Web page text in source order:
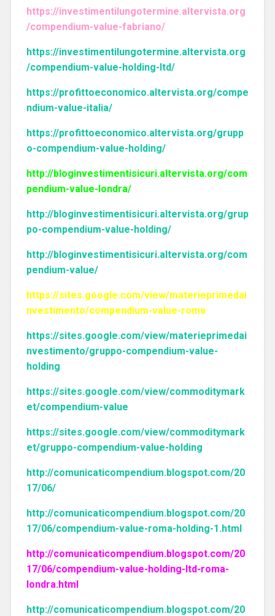
https://investimentilungotermine.altervista.org
/compendium-value-fabriano/
https://investimentilungotermine.altervista.org
/compendium-value-holding-ltd/
https://profittoeconomico.altervista.org/compe
ndium-value-italia/
https://profittoeconomico.altervista.org/grupp
o-compendium-value-holding/
http://bloginvestimentisicuri.altervista.org/com
pendium-value-londra/
http://bloginvestimentisicuri.altervista.org/grup
po-compendium-value-holding/
http://bloginvestimentisicuri.altervista.org/com
pendium-value/
https://sites.google.com/view/materieprimedai
nvestimento/compendium-value-roma
https://sites.google.com/view/materieprimedai
nvestimento/gruppo-compendium-value-
holding
https://sites.google.com/view/commoditymark
et/compendium-value
https://sites.google.com/view/commoditymark
et/gruppo-compendium-value-holding
http://comunicaticompendium.blogspot.com/20
17/06/
http://comunicaticompendium.blogspot.com/20
17/06/compendium-value-roma-holding-1.html
http://comunicaticompendium.blogspot.com/20
17/06/compendium-value-holding-ltd-roma-
londra.html
http://comunicaticompendium.blogspot.com/20